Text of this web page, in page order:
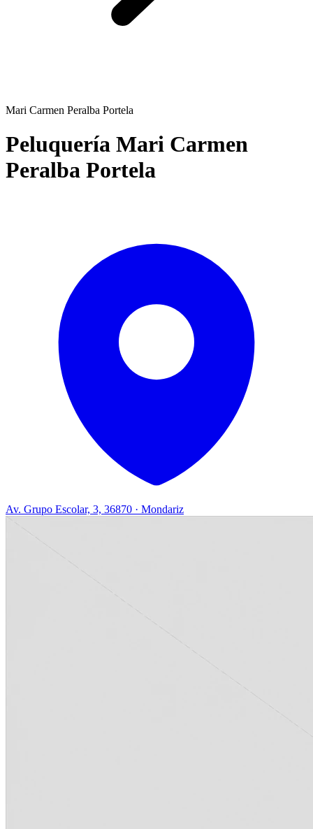
Mari Carmen Peralba Portela
Peluquería Mari Carmen
Peralba Portela
Av. Grupo Escolar, 3, 36870 · Mondariz